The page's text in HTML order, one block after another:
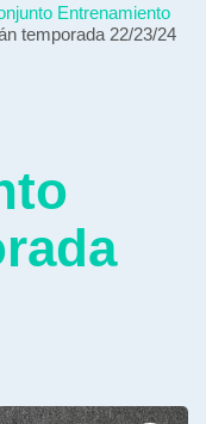
Entrenamiento
temporada 22/23/24